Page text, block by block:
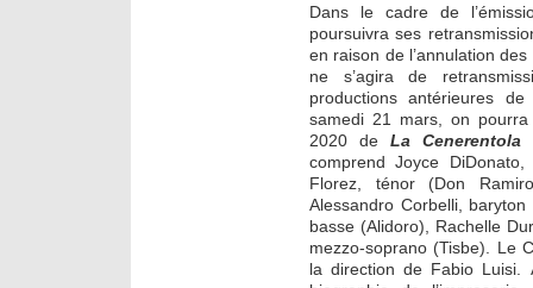
Dans le cadre de
poursuivra ses
en raison de l’annulation
ne s’agira de
productions antérieures
samedi 21 mars, on
2020 de La Cenerentola
comprend Joyce
Florez, ténor (Don
Alessandro Corbelli,
basse (Alidoro), Rachelle
mezzo-soprano (Tisbe). Le
la direction de Fabio Luisi.